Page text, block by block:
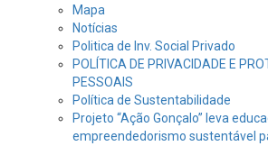
Mapa
Notícias
Politica de Inv. Social Privado
POLÍTICA DE PRIVACIDADE E
PESSOAIS
Política de Sustentabilidade
Projeto “Ação Gonçalo” leva
empreendedorismo sustentável